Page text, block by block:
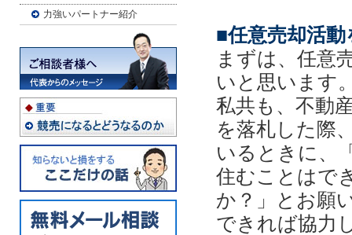
■任意売却活
まずは、任意
いと思います
私共も、不動
を落札した際
いるときに、
住むことはで
か？」とお願
できれば協力
力強いパートナー紹介